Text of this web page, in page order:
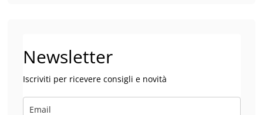
Newsletter
Iscriviti per ricevere consigli e novità